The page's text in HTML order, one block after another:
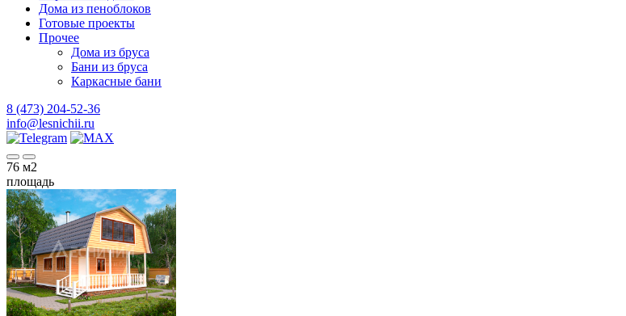
Дома из пеноблоков
Готовые проекты
Прочее
Дома из бруса
Бани из бруса
Каркасные бани
8 (473) 204-52-36
info@lesnichii.ru
76 м2
площадь